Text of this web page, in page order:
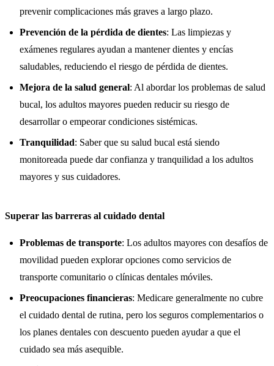
prevenir complicaciones más graves a largo plazo.
Prevención de la pérdida de dientes: Las limpiezas y
exámenes regulares ayudan a mantener dientes y encías
saludables, reduciendo el riesgo de pérdida de dientes.
Mejora de la salud general: Al abordar los problemas de salud
bucal, los adultos mayores pueden reducir su riesgo de
desarrollar o empeorar condiciones sistémicas.
Tranquilidad: Saber que su salud bucal está siendo
monitoreada puede dar confianza y tranquilidad a los adultos
mayores y sus cuidadores.
Superar las barreras al cuidado dental
Problemas de transporte: Los adultos mayores con desafíos de
movilidad pueden explorar opciones como servicios de
transporte comunitario o clínicas dentales móviles.
Preocupaciones financieras: Medicare generalmente no cubre
el cuidado dental de rutina, pero los seguros complementarios o
los planes dentales con descuento pueden ayudar a que el
cuidado sea más asequible.